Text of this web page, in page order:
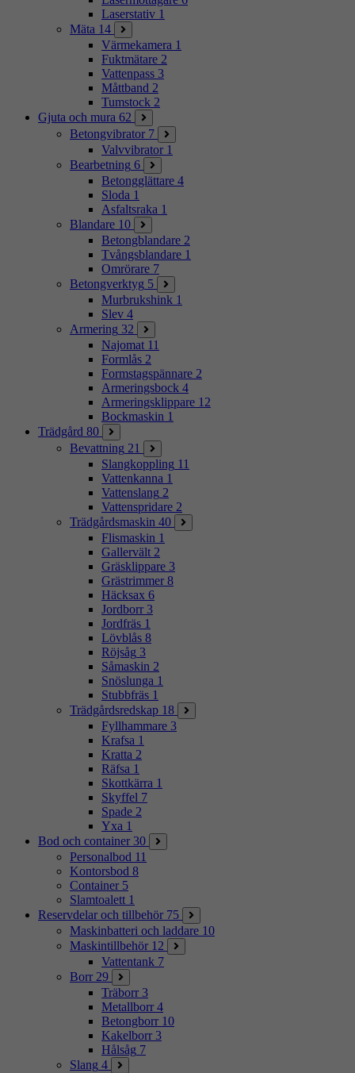
Laserstativ 1
Mäta 14
Värmekamera 1
Fuktmätare 2
Vattenpass 3
Måttband 2
Tumstock 2
Gjuta och mura 62
Betongvibrator 7
Valvvibrator 1
Bearbetning 6
Betongglättare 4
Sloda 1
Asfaltsraka 1
Blandare 10
Betongblandare 2
Tvångsblandare 1
Omrörare 7
Betongverktyg 5
Murbrukshink 1
Slev 4
Armering 32
Najomat 11
Formlås 2
Formstagspännare 2
Armeringsbock 4
Armeringsklippare 12
Bockmaskin 1
Trädgård 80
Bevattning 21
Slangkoppling 11
Vattenkanna 1
Vattenslang 2
Vattenspridare 2
Trädgårdsmaskin 40
Flismaskin 1
Gallervält 2
Gräsklippare 3
Grästrimmer 8
Häcksax 6
Jordborr 3
Jordfräs 1
Lövblås 8
Röjsåg 3
Såmaskin 2
Snöslunga 1
Stubbfräs 1
Trädgårdsredskap 18
Fyllhammare 3
Krafsa 1
Kratta 2
Räfsa 1
Skottkärra 1
Skyffel 7
Spade 2
Yxa 1
Bod och container 30
Personalbod 11
Kontorsbod 8
Container 5
Slamtoalett 1
Reservdelar och tillbehör 75
Maskinbatteri och laddare 10
Maskintillbehör 12
Vattentank 7
Borr 29
Träborr 3
Metallborr 4
Betongborr 10
Kakelborr 3
Hålsåg 7
Slang 4